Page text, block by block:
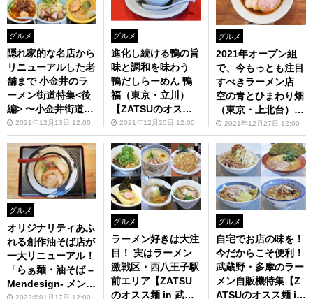
グルメ
隠れ家的な名店から
リニューアルした老
舗まで 小金井のラ
ーメン街道特集<後
編> 〜小金井街道
編〜【ZATSUのオ
スス麺 in 武蔵野・
多摩】第84回
2021年12月13日 12:00
グルメ
進化し続ける鴨の旨
味と調和を味わう
鴨だしらーめん 鴨
福（東京・立川）
【ZATSUのオスス
麺 in 武蔵野・多
摩】第85回
2021年12月20日 12:00
グルメ
2021年オープン組
で、今もっとも注目
すべきラーメン店
空の青とひまわり畑
（東京・上北台）
【ZATSUのオスス
麺 in 武蔵野・多
摩】第86回
2021年12月27日 12:00
グルメ
オリジナリティあふ
れる創作油そば店が
一大リニューアル！
「らぁ麺・油そば –
Mendesign- メンデ
2022年01月17日 12:00
グルメ
ラーメン好きは大注
目！ 実はラーメン
激戦区・西八王子駅
前エリア【ZATSU
のオスス麺 in 武蔵
グルメ
自宅でお店の味を！
今だからこそ便利！
武蔵野・多摩のラー
メン自販機特集【Z
ATSUのオスス麺 in